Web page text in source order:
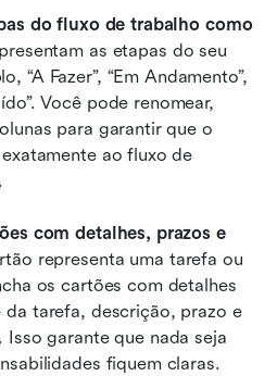
do fluxo de trabalho como
as etapas do seu
“A Fazer”, “Em Andamento”,
Você pode renomear,
para garantir que o
ao fluxo de
com detalhes, prazos e
representa uma tarefa ou
os cartões com detalhes
da tarefa, descrição, prazo e
Isso garante que nada seja
fiquem claras.